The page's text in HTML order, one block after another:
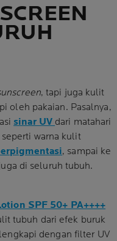
, tapi juga kulit
oleh pakaian. Pasalnya,
sinar UV dari matahari
warna kulit
, sampai ke
di seluruh tubuh.
SPF 50+ PA++++
tubuh dari efek buruk
dengan filter UV